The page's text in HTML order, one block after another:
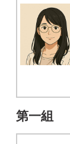
第一組